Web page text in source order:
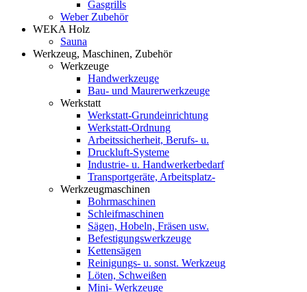
Gasgrills
Weber Zubehör
WEKA Holz
Sauna
Werkzeug, Maschinen, Zubehör
Werkzeuge
Handwerkzeuge
Bau- und Maurerwerkzeuge
Werkstatt
Werkstatt-Grundeinrichtung
Werkstatt-Ordnung
Arbeitssicherheit, Berufs- u.
Druckluft-Systeme
Industrie- u. Handwerkerbedarf
Transportgeräte, Arbeitsplatz-
Werkzeugmaschinen
Bohrmaschinen
Schleifmaschinen
Sägen, Hobeln, Fräsen usw.
Befestigungswerkzeuge
Kettensägen
Reinigungs- u. sonst. Werkzeug
Löten, Schweißen
Mini- Werkzeuge